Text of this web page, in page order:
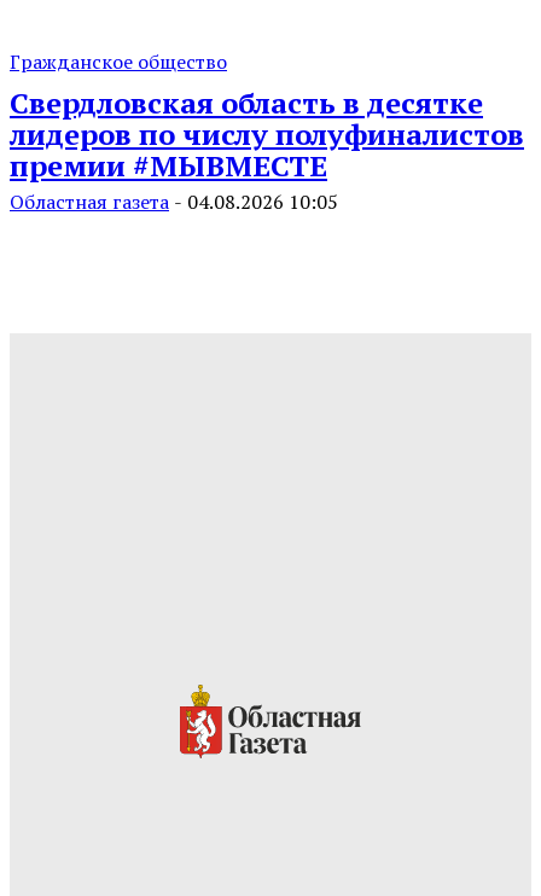
Гражданское общество
Свердловская область в десятке
лидеров по числу полуфиналистов
премии #МЫВМЕСТЕ
Областная газета - 04.08.2026 10:05